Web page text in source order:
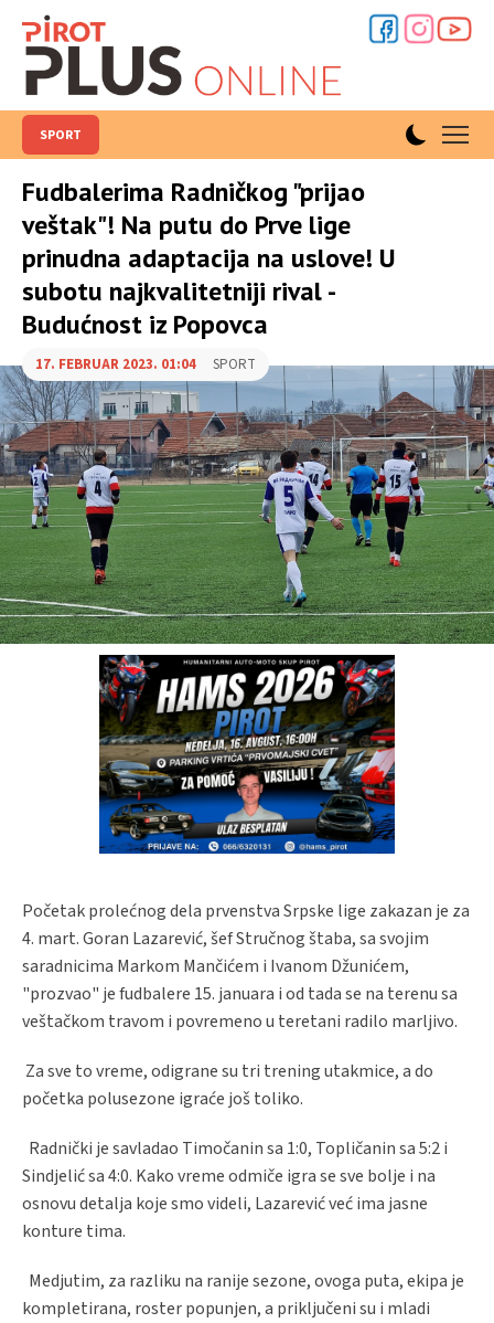
SPORT
Fudbalerima Radničkog "prijao
veštak"! Na putu do Prve lige
prinudna adaptacija na uslove! U
subotu najkvalitetniji rival -
Budućnost iz Popovca
17. FEBRUAR 2023. 01:04 SPORT
Početak prolećnog dela prvenstva Srpske lige zakazan je za
4. mart. Goran Lazarević, šef Stručnog štaba, sa svojim
saradnicima Markom Mančićem i Ivanom Džunićem,
"prozvao" je fudbalere 15. januara i od tada se na terenu sa
veštačkom travom i povremeno u teretani radilo marljivo.
Za sve to vreme, odigrane su tri trening utakmice, a do
početka polusezone igraće još toliko.
Radnički je savladao Timočanin sa 1:0, Topličanin sa 5:2 i
Sindjelić sa 4:0. Kako vreme odmiče igra se sve bolje i na
osnovu detalja koje smo videli, Lazarević već ima jasne
konture tima.
Medjutim, za razliku na ranije sezone, ovoga puta, ekipa je
kompletirana, roster popunjen, a priključeni su i mladi